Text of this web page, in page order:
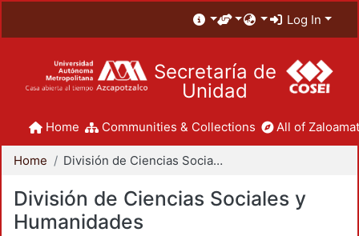
Log In
Secretaría de
Unidad
Home Communities & Collections All of
Home División de Ciencias Sociales y Humanidades
División de Ciencias Sociales y
Humanidades